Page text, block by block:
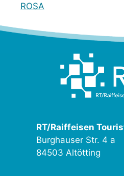
ROSA
RT/Raiffeisen
Burghauser Str. 4 a
84503 Altötting